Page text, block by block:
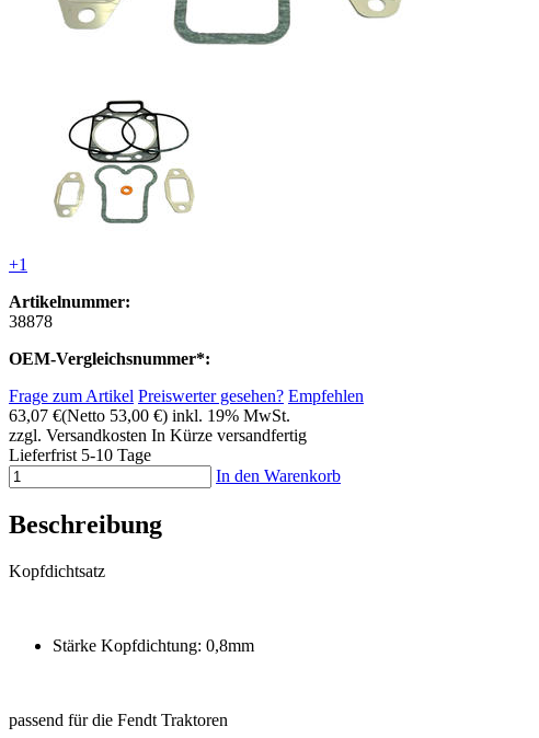
+1
Artikelnummer:
38878
OEM-Vergleichsnummer*:
Frage zum Artikel Preiswerter gesehen? Empfehlen
63,07 €(Netto 53,00 €) inkl. 19% MwSt.
zzgl. Versandkosten In Kürze versandfertig
Lieferfrist 5-10 Tage
In den Warenkorb
Beschreibung
Kopfdichtsatz
Stärke Kopfdichtung: 0,8mm
passend für die Fendt Traktoren